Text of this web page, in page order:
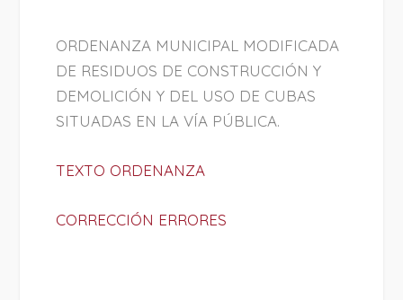
ORDENANZA MUNICIPAL MODIFICADA
DE RESIDUOS DE CONSTRUCCIÓN Y
DEMOLICIÓN Y DEL USO DE CUBAS
SITUADAS EN LA VÍA PÚBLICA.
TEXTO ORDENANZA
CORRECCIÓN ERRORES